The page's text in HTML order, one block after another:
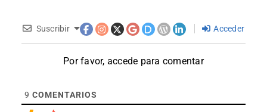
Suscribir Acceder
Por favor, accede para comentar
9 COMENTARIOS